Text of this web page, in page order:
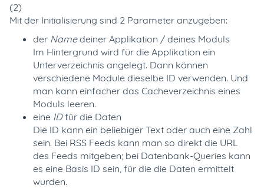
(2)
Mit der Initialisierung sind 2 Parameter anzugeben:
der Namedeiner Applikation / deines Moduls
Im Hintergrund wird für die Applikation ein
Unterverzeichnis angelegt. Dann können
verschiedene Module dieselbe ID verwenden. Und
man kann einfacher das Cacheverzeichnis eines
Moduls leeren.
eine IDfür die Daten
Die ID kann ein beliebiger Text oder auch eine Zahl
sein. Bei RSS Feeds kann man so direkt die URL
des Feeds mitgeben; bei Datenbank-Queries kann
es eine Basis ID sein, für die die Daten ermittelt
wurden.